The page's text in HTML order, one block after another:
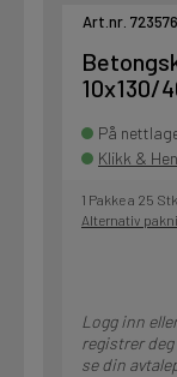
Art.nr.
10x130/
På
Klikk &
1 Pakke a 25 Stk
Alternativ
Logg inn eller
registrer deg
se din